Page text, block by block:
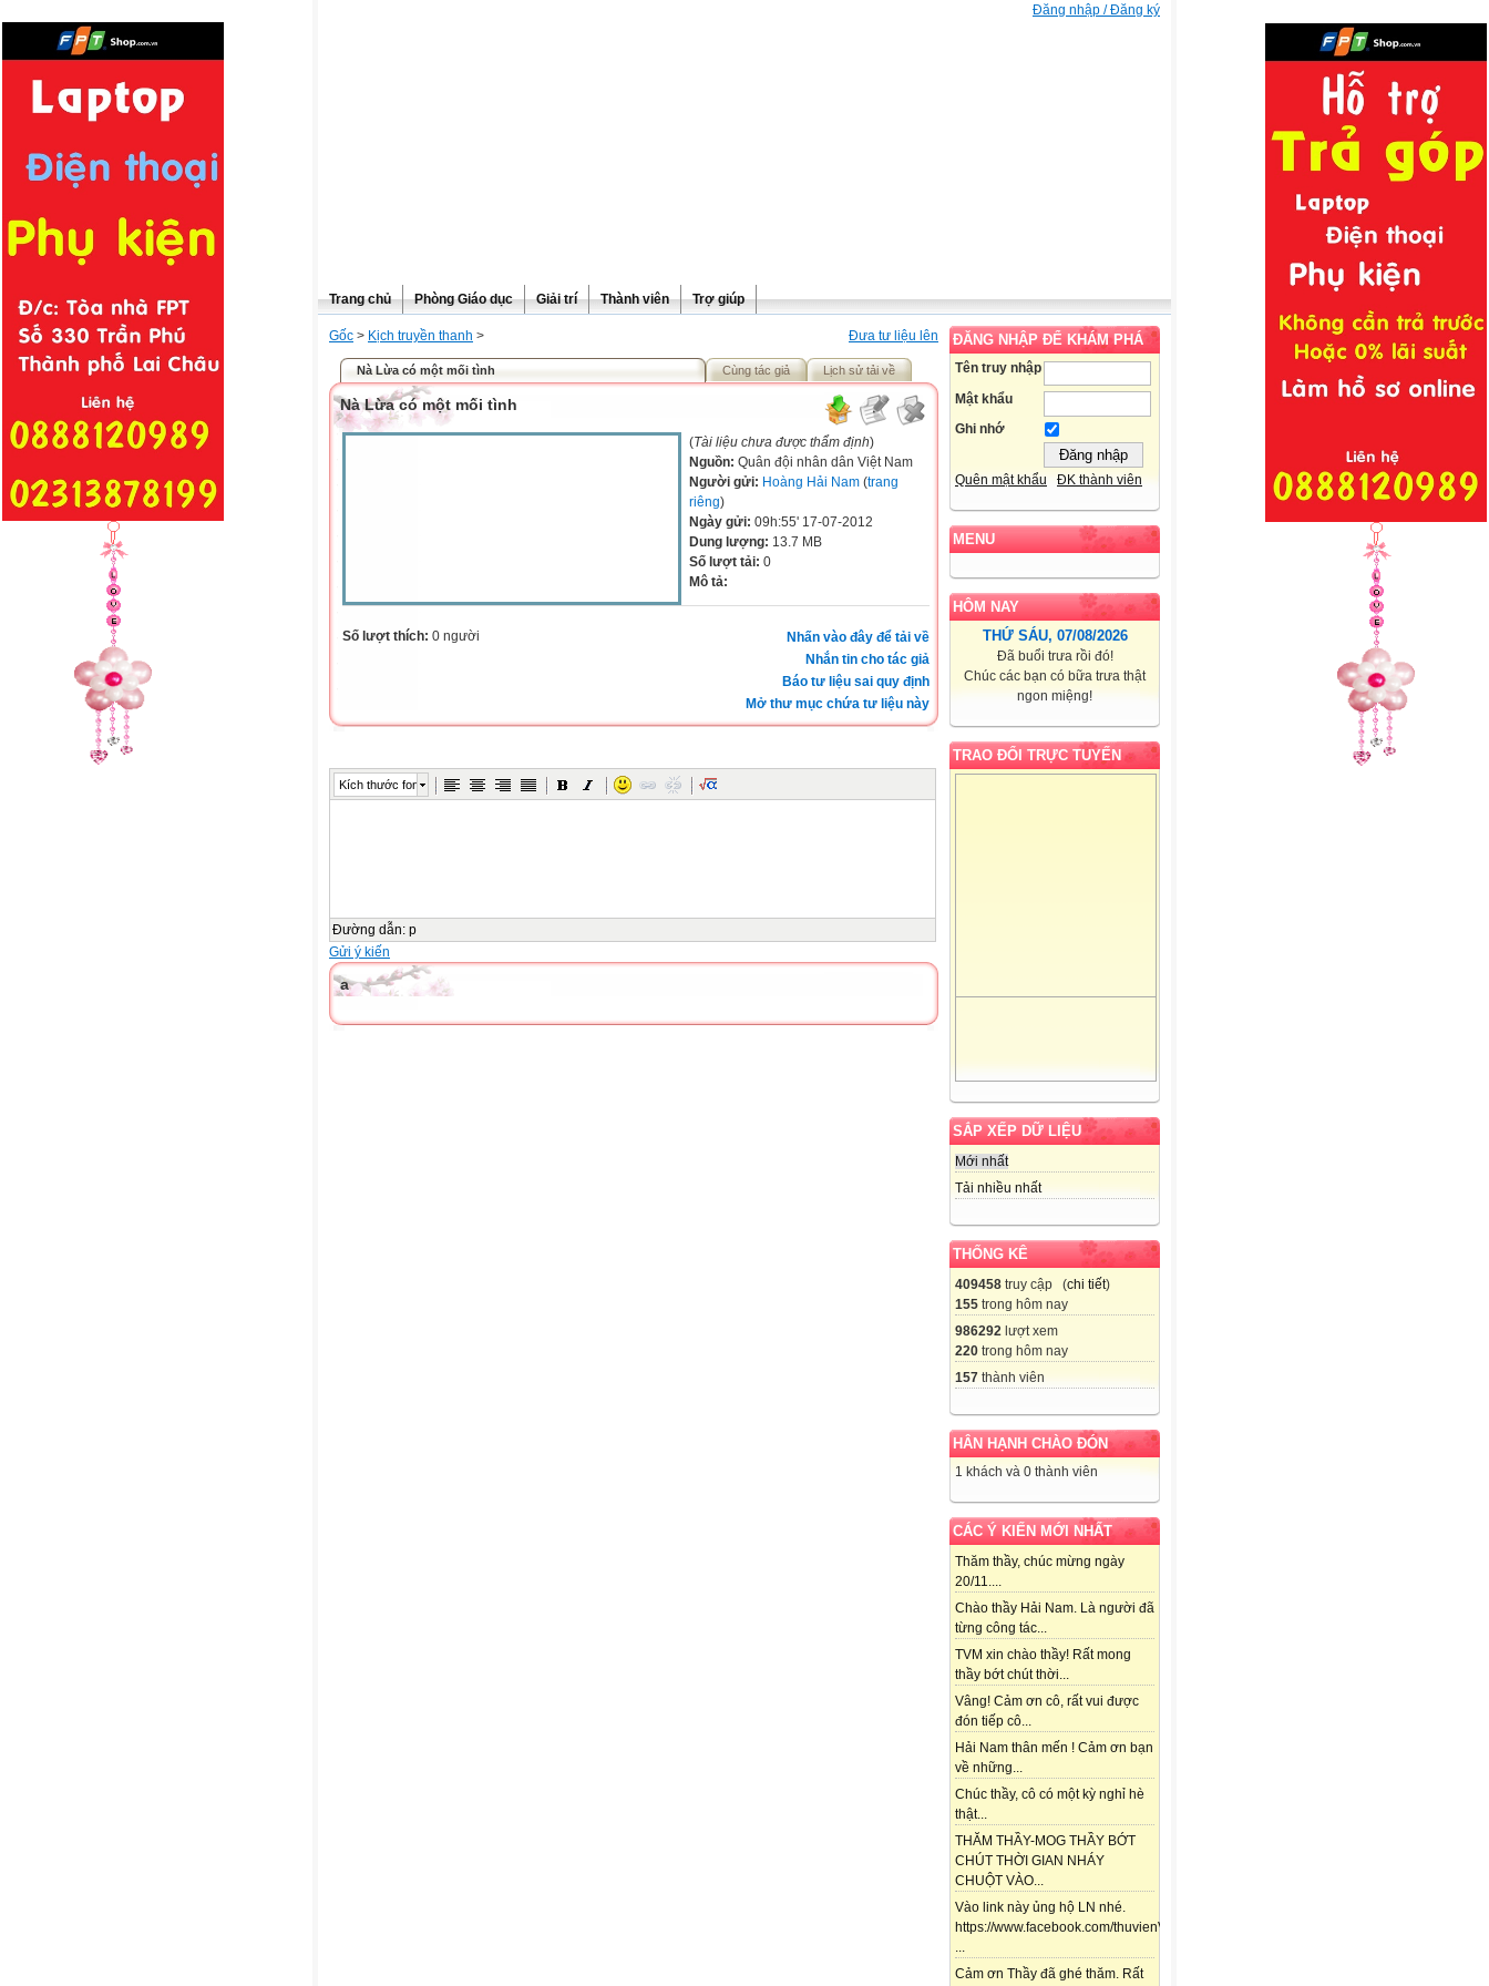
Đăng nhập / Đăng ký
Trang chủ Phòng Giáo dục Giải trí Thành viên Trợ giúp
ĐĂNG NHẬP ĐỂ KHÁM PHÁ
Tên truy nhập
Mật khẩu
Ghi nhớ
Quên mật khẩu ĐK thành viên
MENU
HÔM NAY
THỨ SÁU, 07/08/2026
Đã buổi trưa rồi đó!
Chúc các bạn có bữa trưa thật
ngon miệng!
TRAO ĐỔI TRỰC TUYẾN
SẮP XẾP DỮ LIỆU
Mới nhất
Tải nhiều nhất
THỐNG KÊ
409458 truy cập (chi tiết)
155 trong hôm nay
986292 lượt xem
220 trong hôm nay
157 thành viên
HÂN HẠNH CHÀO ĐÓN
1 khách và 0 thành viên
CÁC Ý KIẾN MỚI NHẤT
Thăm thầy, chúc mừng ngày
20/11....
Chào thầy Hải Nam. Là người đã
từng công tác...
TVM xin chào thầy! Rất mong
thầy bớt chút thời...
Vâng! Cảm ơn cô, rất vui được
đón tiếp cô...
Hải Nam thân mến ! Cảm ơn bạn
về những...
Chúc thầy, cô có một kỳ nghỉ hè
thật...
THĂM THẦY-MOG THẦY BỚT
CHÚT THỜI GIAN NHÁY
CHUỘT VÀO...
Vào link này ủng hộ LN nhé.
https://www.facebook.com/thuvienViolet.vn/posts/118357841688292
...
Cảm ơn Thầy đã ghé thăm. Rất
Đưa tư liệu lên
Gốc > Kịch truyền thanh >
Nà Lừa có một mối tình Cùng tác giả Lịch sử tải về
Nà Lừa có một mối tình
(Tài liệu chưa được thẩm định)
Nguồn: Quân đội nhân dân Việt Nam
Người gửi: Hoàng Hải Nam (trang
riêng)
Ngày gửi: 09h:55' 17-07-2012
Dung lượng: 13.7 MB
Số lượt tải: 0
Mô tả:
Nhấn vào đây để tải về
Nhắn tin cho tác giả
Báo tư liệu sai quy định
Mở thư mục chứa tư liệu này
Số lượt thích: 0 người
Kích thước font
Đường dẫn: p
Gửi ý kiến
a